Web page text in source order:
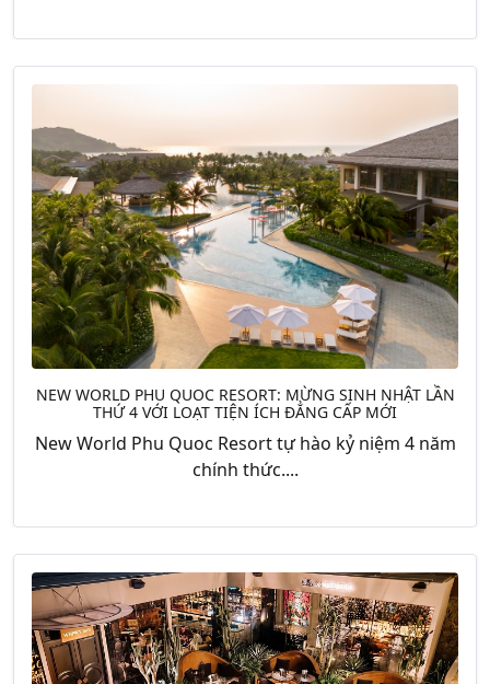
NEW WORLD PHU QUOC RESORT: MỪNG SINH NHẬT LẦN
THỨ 4 VỚI LOẠT TIỆN ÍCH ĐẲNG CẤP MỚI
New World Phu Quoc Resort tự hào kỷ niệm 4 năm
chính thức....